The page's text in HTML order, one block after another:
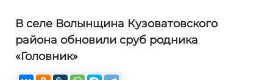
В селе Волынщина Кузоватовского
района обновили сруб родника
«Головник»